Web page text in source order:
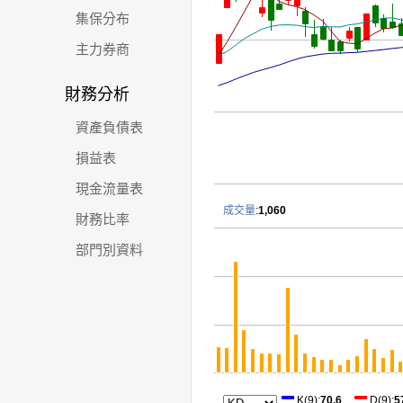
集保分布
主力券商
財務分析
資產負債表
損益表
現金流量表
財務比率
部門別資料
成交量:1,060
K(9):70.6 D(9):